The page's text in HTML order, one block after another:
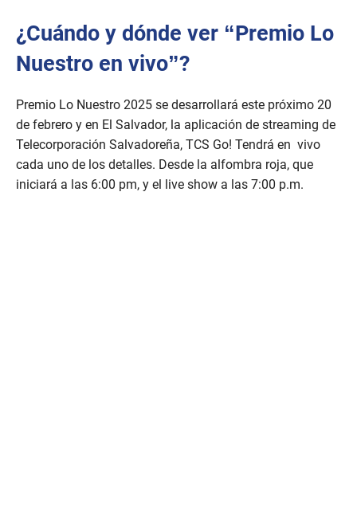
¿Cuándo y dónde ver “Premio Lo
Nuestro en vivo”?
Premio Lo Nuestro 2025 se desarrollará este próximo 20
de febrero y en El Salvador, la aplicación de streaming de
Telecorporación Salvadoreña, TCS Go! Tendrá en vivo
cada uno de los detalles. Desde la alfombra roja, que
iniciará a las 6:00 pm, y el live show a las 7:00 p.m.